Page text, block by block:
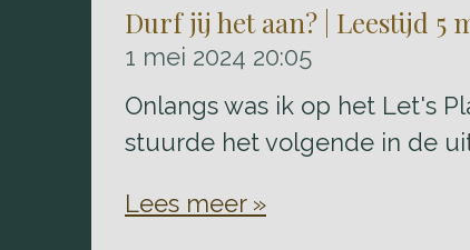
Durf jij het aan? | Leestijd 5
1 mei 2024 20:05
Onlangs was ik op het Let's
stuurde het volgende in de
Lees meer »